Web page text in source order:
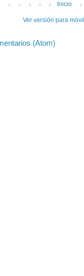
Inicio
Ver versión para
(Atom)